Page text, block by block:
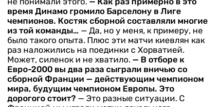
время Динамо громило Барселону в Лиге
чемпионов. Костяк сборной составляли многие
из той команды… — Да, но у меня, к примеру, не
было такого опыта. Плюс эти матчи киевлян как
раз наложились на поединки с Хорватией.
Может, силенок и не хватило. — В отборе к
Евро-2000 вы два раза сыграли вничью со
сборной Франции — действующим чемпионом
мира, будущим чемпионом Европы. Это
дорогого стоит? — Это разные ситуации. С